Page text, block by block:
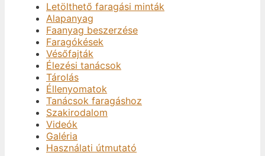
Letölthető faragási minták
Alapanyag
Faanyag beszerzése
Faragókések
Vésőfajták
Élezési tanácsok
Tárolás
Éllenyomatok
Tanácsok faragáshoz
Szakirodalom
Videók
Galéria
Használati útmutató